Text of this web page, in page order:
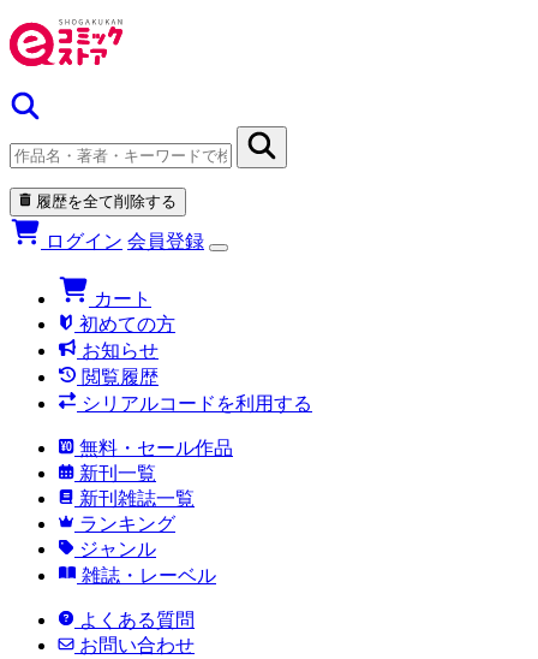
履歴を全て削除する
ログイン 会員登録
カート
初めての方
お知らせ
閲覧履歴
シリアルコードを利用する
無料・セール作品
新刊一覧
新刊雑誌一覧
ランキング
ジャンル
雑誌・レーベル
よくある質問
お問い合わせ